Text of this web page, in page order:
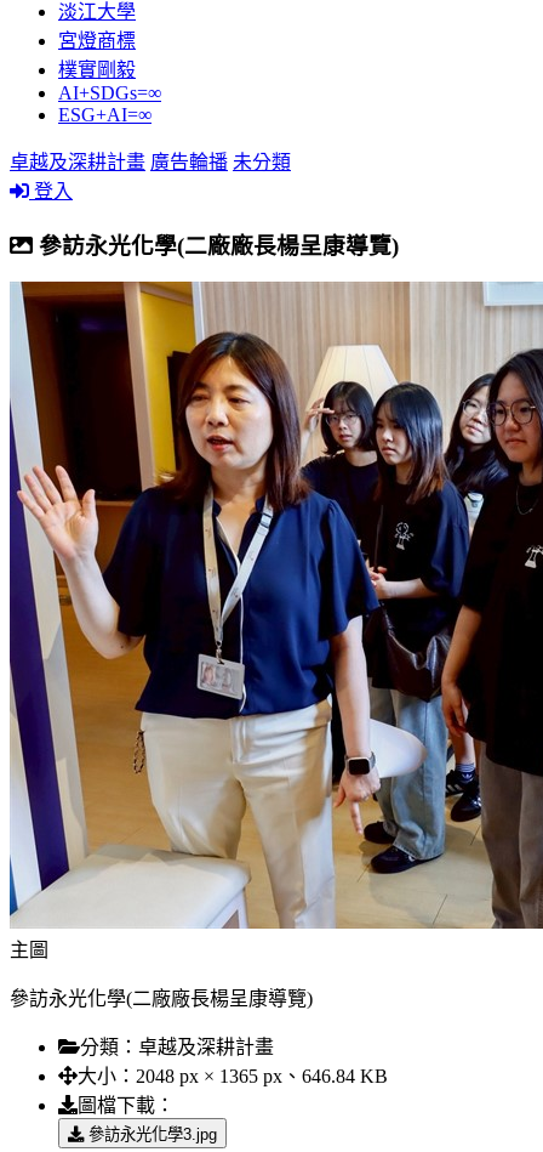
淡江大學
宮燈商標
樸實剛毅
AI+SDGs=∞
ESG+AI=∞
卓越及深耕計畫 廣告輪播 未分類
登入
參訪永光化學(二廠廠長楊呈康導覽)
主圖
參訪永光化學(二廠廠長楊呈康導覽)
分類： 卓越及深耕計畫
大小： 2048 px × 1365 px、646.84 KB
圖檔下載：
參訪永光化學3.jpg